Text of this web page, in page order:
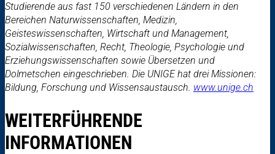
Studierende aus fast 150 verschiedenen Ländern in den
Bereichen Naturwissenschaften, Medizin,
Geisteswissenschaften, Wirtschaft und Management,
Sozialwissenschaften, Recht, Theologie, Psychologie und
Erziehungswissenschaften sowie Übersetzen und
Dolmetschen eingeschrieben. Die UNIGE hat drei Missionen:
Bildung, Forschung und Wissensaustausch. www.unige.ch
WEITERFÜHRENDE
INFORMATIONEN